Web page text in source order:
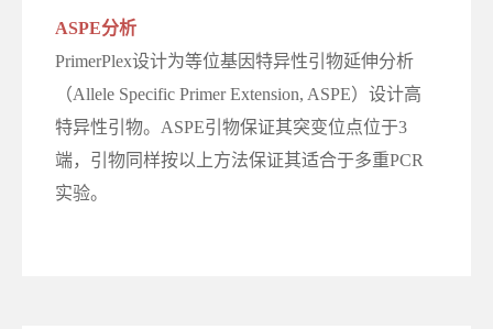
ASPE分析
PrimerPlex设计为等位基因特异性引物延伸分析
（Allele Specific Primer Extension, ASPE）设计高
特异性引物。ASPE引物保证其突变位点位于3
端，引物同样按以上方法保证其适合于多重PCR
实验。